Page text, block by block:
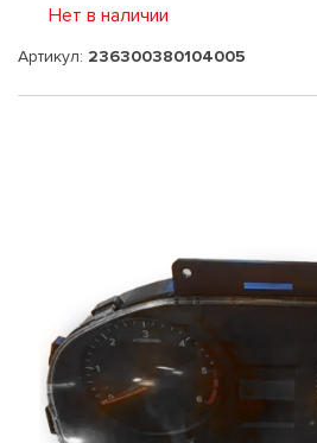
Нет в наличии
Артикул: 236300380104005